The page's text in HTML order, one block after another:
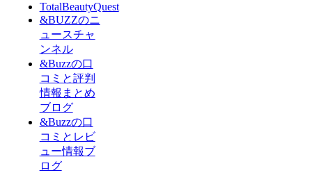
TotalBeautyQuest
&BUZZのニ
ュースチャ
ンネル
&Buzzの口
コミと評判
情報まとめ
ブログ
&Buzzの口
コミとレビ
ュー情報ブ
ログ